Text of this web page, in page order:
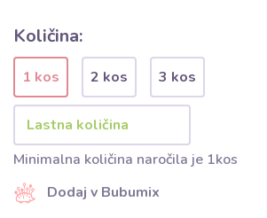
Količina:
1 kos 2 kos 3 kos
Minimalna količina naročila je 1kos
Dodaj v Bubumix